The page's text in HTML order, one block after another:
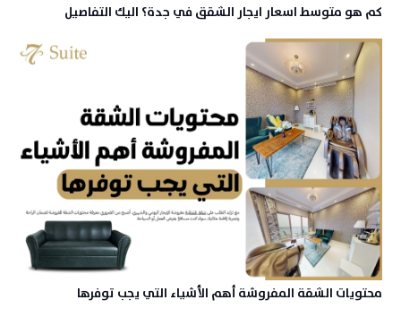
كم هو متوسط اسعار ايجار الشقق في جدة؟ اليك التفاصيل
محتويات الشقة المفروشة أهم الأشياء التي يجب توفرها